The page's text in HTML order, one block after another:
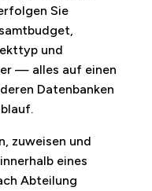
Sie
und
— alles auf einen
Datenbanken
zuweisen und
eines
Abteilung